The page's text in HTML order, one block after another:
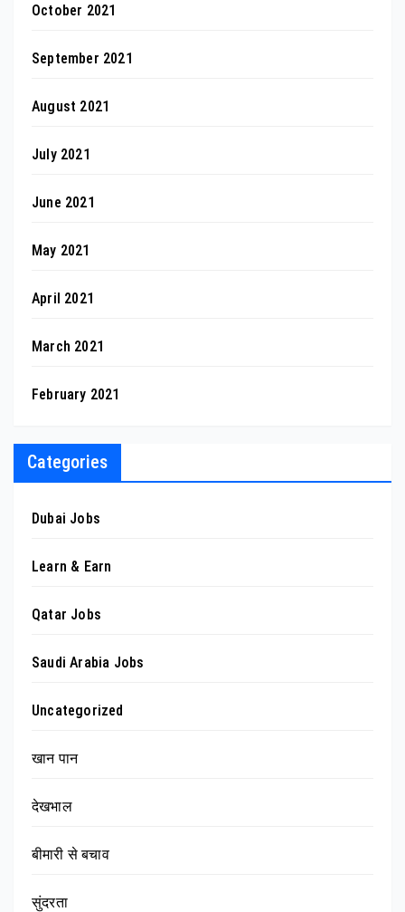
October 2021
September 2021
August 2021
July 2021
June 2021
May 2021
April 2021
March 2021
February 2021
Categories
Dubai Jobs
Learn & Earn
Qatar Jobs
Saudi Arabia Jobs
Uncategorized
खान पान
देखभाल
बीमारी से बचाव
सुंदरता